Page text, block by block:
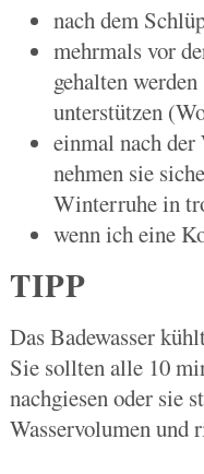
nach dem
mehrmals vor
gehalten
unterstützen
einmal nach
nehmen sie
Winterruhe in
wenn ich eine
TIPP
Das Badewasser
Sie sollten alle 10
nachgiesen oder sie
Wasservolumen und